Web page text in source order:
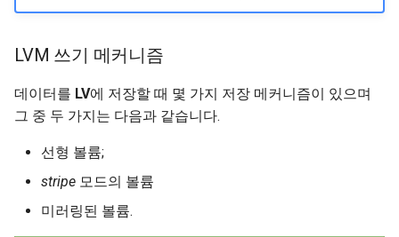
LVM 쓰기 메커니즘
데이터를 LV에 저장할 때 몇 가지 저장 메커니즘이 있으며
그 중 두 가지는 다음과 같습니다.
선형 볼륨;
stripe 모드의 볼륨
미러링된 볼륨.